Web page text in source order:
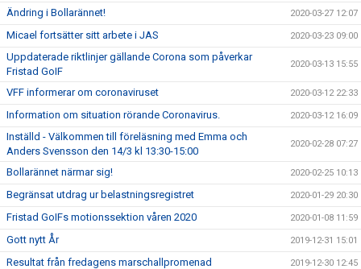
Ändring i Bollarännet! 2020-03-27 12:07
Micael fortsätter sitt arbete i JAS 2020-03-23 09:00
Uppdaterade riktlinjer gällande Corona som påverkar
Fristad GoIF
2020-03-13 15:55
VFF informerar om coronaviruset 2020-03-12 22:33
Information om situation rörande Coronavirus. 2020-03-12 16:09
Inställd - Välkommen till föreläsning med Emma och
Anders Svensson den 14/3 kl 13:30-15:00
2020-02-28 07:27
Bollarännet närmar sig! 2020-02-25 10:13
Begränsat utdrag ur belastningsregistret 2020-01-29 20:30
Fristad GoIFs motionssektion våren 2020 2020-01-08 11:59
Gott nytt År 2019-12-31 15:01
Resultat från fredagens marschallpromenad 2019-12-30 12:45